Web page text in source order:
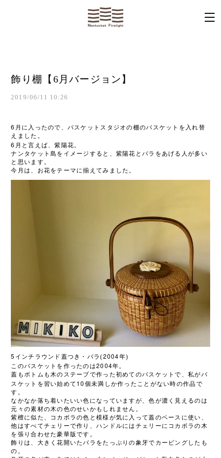
飾り棚【6月バージョン】
2019/06/11 10:26
6 月に入ったので、バスケットスタジオの棚のバスケットを入れ替
えました。
6 月と言えば、紫陽花。
ナンタケット島をイメージすると、紫陽花とバラをあげる人が多い
と思います。
今月は、お花をテーマに揃えてみました。
5 インチラウンド蓋つき・バラ(2004年)
このバスケットを作ったのは2004年。
蓋もボトムも木のステーブで作った初めてのバスケットで、私がバ
スケットを習い始めて 10 個未満しか作ったことがない時の作品で
す。
なかなか落ち着いたいい色になっていますが、色が濃く見えるのは
元々の素材の木の色のせいかもしれません。
紫檀に似た、コカボラの色と模様が気に入って蓋のベースに使い、
他はすべてチェリーで作り、ハンドルにはチェリーにコカボラの木
を張り合わせた豪華版です。
飾りは、大きく花開いたバラをたっぷりの象牙でカービングしたも
の。